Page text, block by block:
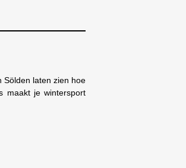
Sölden laten zien hoe
maakt je wintersport